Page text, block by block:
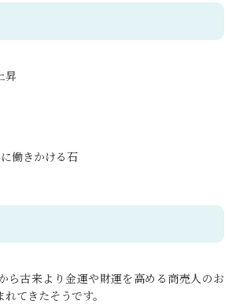
昇
働きかける石
ら古来より金運や財運を高める商売人のお
てきたそうです。